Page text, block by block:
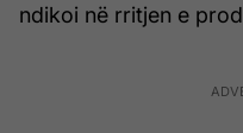
ndikoi në rritjen e